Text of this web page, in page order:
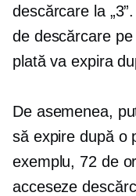
descărcare la
de descărcare
plată va expira
De asemenea,
să expire după o
exemplu, 72 de
acceseze